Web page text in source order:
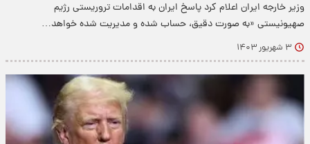
وزیر خارجه ایران اعلام کرد پاسخ ایران به اقدامات تروریستی رژیم
صهیونیستی «به صورت دقیق، حساب شده و مدیریت شده خواهد…
۳ شهریور ۱۴۰۳